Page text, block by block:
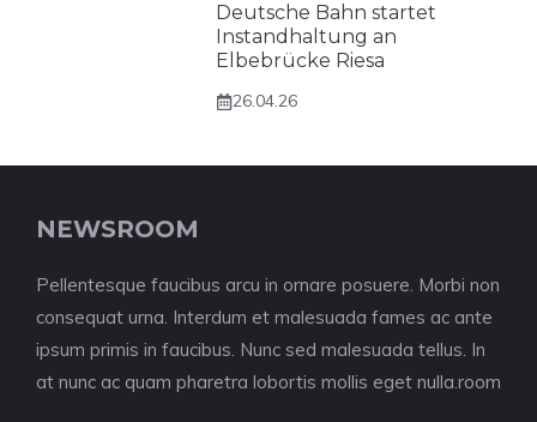
Deutsche Bahn startet
Instandhaltung an
Elbebrücke Riesa
26.04.26
NEWSROOM
Pellentesque faucibus arcu in ornare posuere. Morbi non
consequat urna. Interdum et malesuada fames ac ante
ipsum primis in faucibus. Nunc sed malesuada tellus. In
at nunc ac quam pharetra lobortis mollis eget nulla.room